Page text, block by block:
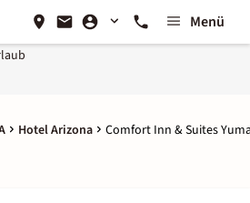
Menü
Hotel Arizona Comfort Inn & Suites